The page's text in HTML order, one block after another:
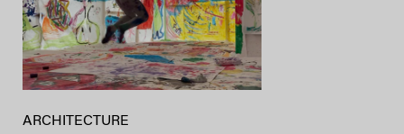
ARCHITECTURE